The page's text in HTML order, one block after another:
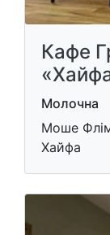
Кафе
Молочна
Моше
Хайфа